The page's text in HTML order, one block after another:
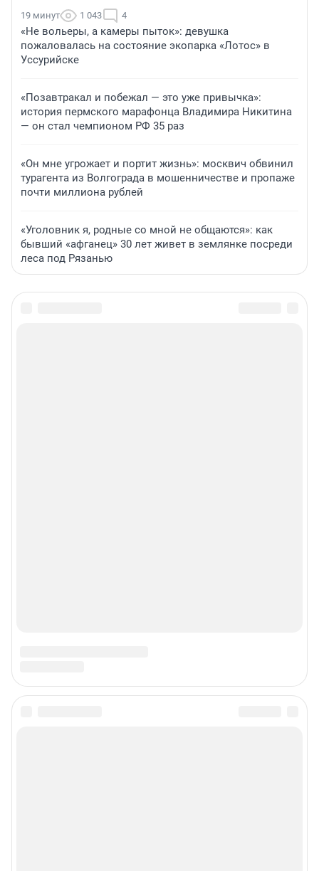
19 минут 1 043 4
«Не вольеры, а камеры пыток»: девушка
пожаловалась на состояние экопарка «Лотос» в
Уссурийске
«Позавтракал и побежал — это уже привычка»:
история пермского марафонца Владимира Никитина
— он стал чемпионом РФ 35 раз
«Он мне угрожает и портит жизнь»: москвич обвинил
турагента из Волгограда в мошенничестве и пропаже
почти миллиона рублей
«Уголовник я, родные со мной не общаются»: как
бывший «афганец» 30 лет живет в землянке посреди
леса под Рязанью